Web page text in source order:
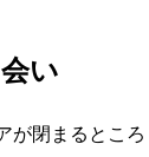
い
が閉まるところ